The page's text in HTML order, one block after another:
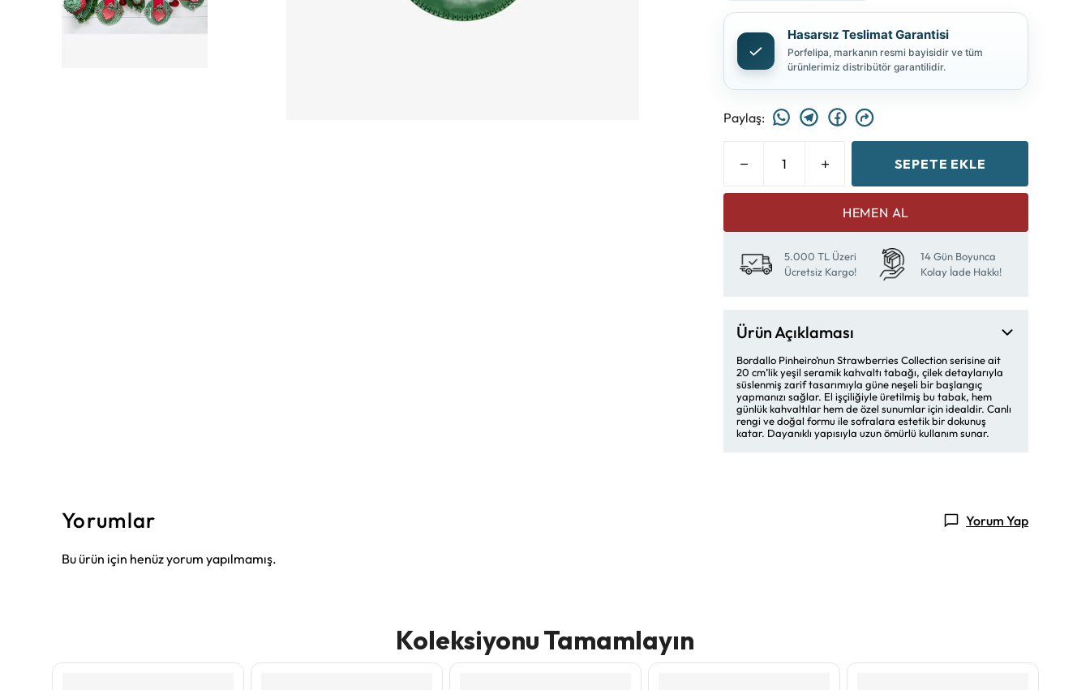
Hasarsız Teslimat Garantisi
Porfelipa, markanın resmi bayisidir ve tüm
ürünlerimiz distribütör garantilidir.
Paylaş:
SEPETE EKLE
HEMEN AL
5.000 TL Üzeri
Ücretsiz Kargo!
14 Gün Boyunca
Kolay İade Hakkı!
Ürün Açıklaması
Bordallo Pinheiro’nun Strawberries Collection serisine ait
20 cm’lik yeşil seramik kahvaltı tabağı, çilek detaylarıyla
süslenmiş zarif tasarımıyla güne neşeli bir başlangıç
yapmanızı sağlar. El işçiliğiyle üretilmiş bu tabak, hem
günlük kahvaltılar hem de özel sunumlar için idealdir. Canlı
rengi ve doğal formu ile sofralara estetik bir dokunuş
katar. Dayanıklı yapısıyla uzun ömürlü kullanım sunar.
Yorumlar Yorum Yap
Bu ürün için henüz yorum yapılmamış.
Koleksiyonu Tamamlayın